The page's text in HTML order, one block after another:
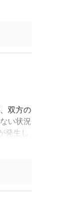
いま
双方の
い状況
生し
うやむ